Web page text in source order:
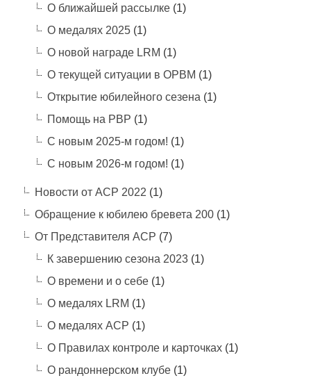
О ближайшей рассылке(1)
О медалях 2025(1)
О новой награде LRM (1)
О текущей ситуации в ОРВМ (1)
Открытие юбилейного сезена (1)
Помощь на РВР (1)
С новым 2025-м годом! (1)
С новым 2026-м годом! (1)
Новости от АСР 2022 (1)
Обращение к юбилею бревета 200(1)
От Представителя АСР (7)
К завершению сезона 2023(1)
О времени и о себе(1)
О медалях LRM (1)
О медалях АСР (1)
О Правилах контроле и карточках(1)
О рандоннерском клубе(1)